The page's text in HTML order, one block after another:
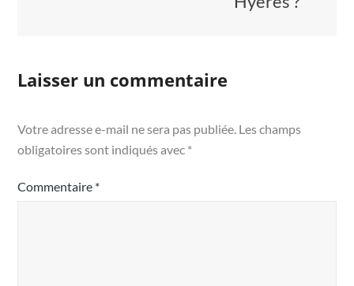
Laisser un commentaire
Votre adresse e-mail ne sera pas publiée. Les champs
obligatoires sont indiqués avec *
Commentaire *